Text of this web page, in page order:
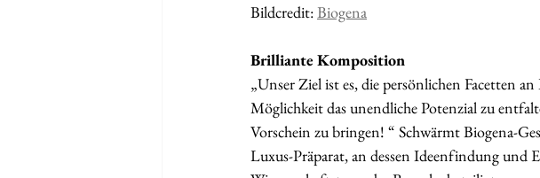
Bildcredit: Biogena
Brilliante Komposition
„Unser Ziel ist es, die persönlichen Facetten
Möglichkeit das unendliche Potenzial zu
Vorschein zu bringen! “ Schwärmt Biogena-
Luxus-Präparat, an dessen Ideenfindung und